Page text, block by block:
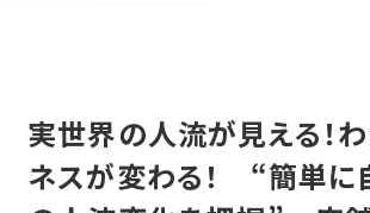
実世界の人流が見える！わ
ネスが変わる！ “簡単に